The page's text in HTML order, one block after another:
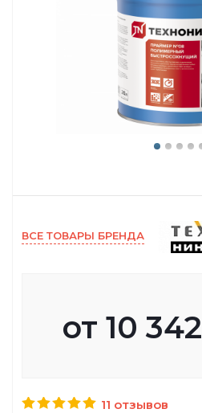
ВСЕ ТОВАРЫ БРЕНДА
от 10 342
11 отзывов